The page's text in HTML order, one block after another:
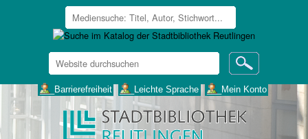
Website
durchsuchen
___Barrierefreiheit ___Leichte Sprache ___Mein Konto